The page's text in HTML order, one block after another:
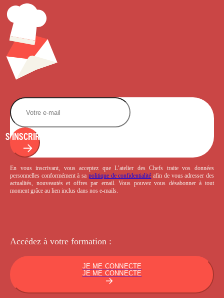
S'INSCRIRE
En vous inscrivant, vous acceptez que L’atelier des Chefs traite vos données
personnelles conformément à sa politique de confidentialité afin de vous adresser des
actualités, nouveautés et offres par email. Vous pouvez vous désabonner à tout
moment grâce au lien inclus dans nos e-mails.
Accédez à votre formation :
JE ME CONNECTE
JE ME CONNECTE